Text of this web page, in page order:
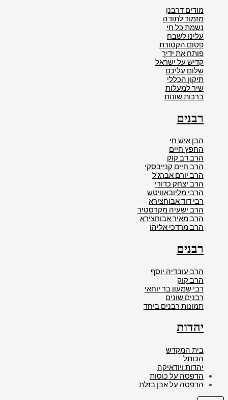
מודים דרבנן
מזמור לתודה
נשמת כל חי
עלינו לשבח
פטום הקטורת
פותח את ידיך
קדיש על ישראל
שלום עליכם
תיקון הכללי
שיר למעלות
ברכות שונות
רבנים
הבן איש חי
החפץ חיים
הרב דב קוק
הרב חיים קנייבסקי
הרב יורם אברג'ל
הרב יצחק כדורי
הרבי מליובאוויטש
רבי דוד אבוחצירא
הרב ישעיה מקרסטיר
הרב מאיר אבוחצירא
הרב מרדכי אליהו
רבנים
הרב עובדיה יוסף
הרב קוק
רבי שמעון בר יוחאי
רבנים שונים
תמונות רבנים ביחד
יהדות
בית המקדש
הכותל
יהדות ויודאיקה
הדפסה על כוסות
הדפסה על אבן בזלת